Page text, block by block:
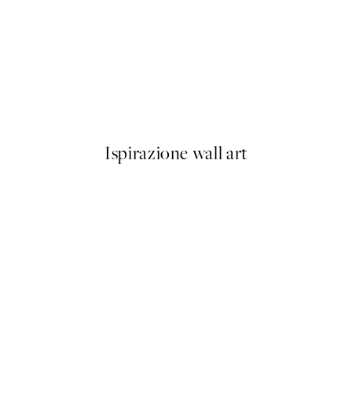
Ispirazione wall art